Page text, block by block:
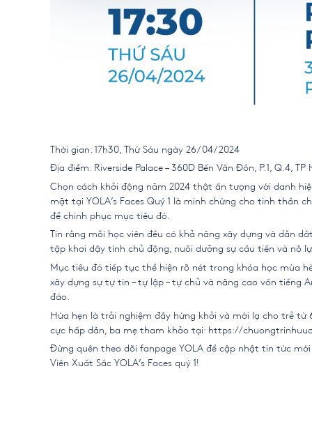
Thời gian: 17h30, Thứ Sáu ngày 26/04/2024
Địa điểm: Riverside Palace – 360D Bến Vân Đồn, P.1, Q.4, TP
Chọn cách khởi động năm 2024 thật ấn tượng với danh
mặt tại YOLA’s Faces Quý 1 là minh chứng cho tinh thần
để chinh phục mục tiêu đó.
Tin rằng mỗi học viên đều có khả năng xây dựng và dẫn
tập khơi dậy tính chủ động, nuôi dưỡng sự cầu tiến và nỗ
Mục tiêu đó tiếp tục thể hiện rõ nét trong khóa học mùa
xây dựng sự tự tin – tự lập – tự chủ và nâng cao vốn
đáo.
Hứa hẹn là trải nghiệm đầy hứng khởi và mới lạ cho trẻ từ
cực hấp dẫn, ba mẹ tham khảo tại: https://
Đừng quên theo dõi fanpage YOLA để cập nhật tin tức
Viên Xuất Sắc YOLA’s Faces quý 1!